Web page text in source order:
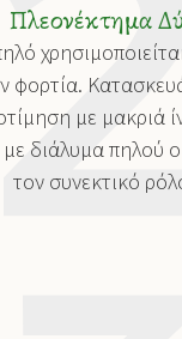
Πλεονέκτημα
φορτία.
με μακριά
διάλυμα πηλού ο
τον συνεκτικό